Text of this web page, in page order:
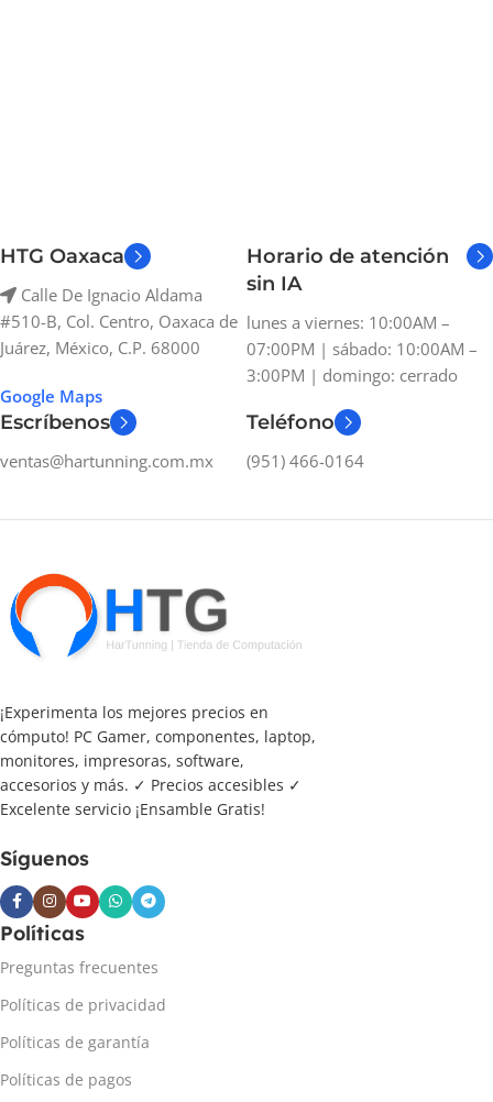
HTG Oaxaca
Calle De Ignacio Aldama
#510-B, Col. Centro, Oaxaca de
Juárez, México, C.P. 68000
Google Maps
Horario de atención
sin IA
lunes a viernes: 10:00AM –
07:00PM | sábado: 10:00AM –
3:00PM | domingo: cerrado
Escríbenos
ventas@hartunning.com.mx
Teléfono
(951) 466-0164
¡Experimenta los mejores precios en
cómputo! PC Gamer, componentes, laptop,
monitores, impresoras, software,
accesorios y más. ✓ Precios accesibles ✓
Excelente servicio ¡Ensamble Gratis!
Síguenos
Políticas
Preguntas frecuentes
Políticas de privacidad
Políticas de garantía
Políticas de pagos